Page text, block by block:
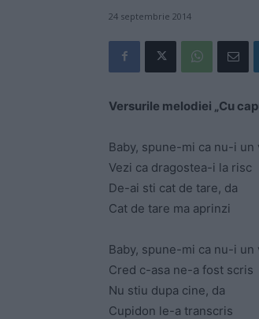
24 septembrie 2014
Versurile melodiei „Cu
Baby, spune-mi ca nu-i un
Vezi ca dragostea-i la risc
De-ai sti cat de tare, da
Cat de tare ma aprinzi
Baby, spune-mi ca nu-i un
Cred c-asa ne-a fost scris
Nu stiu dupa cine, da
Cupidon le-a transcris